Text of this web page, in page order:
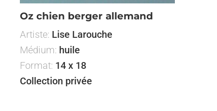
Oz chien berger allemand
Artiste: Lise Larouche
Médium: huile
Format: 14 x 18
Collection privée